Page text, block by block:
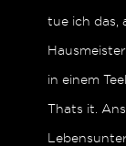
tue ich das,
in einem
Thats it.